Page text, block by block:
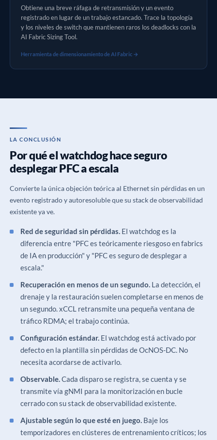
Obtiene una breve ráfaga de retransmisión y un evento
registrado en lugar de un trabajo estancado. Trace la topología
y los niveles de switch que mantienen raros los deadlocks con la
AI Fabric Sizing Tool.
Herramienta de dimensionamiento de AI Fabric
LA CONCLUSIÓN
Por qué el watchdog hace seguro
desplegar PFC a escala
Convierte la única objeción teórica al Ethernet sin pérdidas en un
evento registrado y autoresoluble que su stack de observabilidad
existente ya ve.
Red de seguridad sin pérdidas. El watchdog es la
diferencia entre "PFC es teóricamente riesgoso en fabrics
de IA en producción" y "PFC es seguro de desplegar a
escala."
Recuperación en menos de un segundo. La detección, el
drenaje y la restauración suelen completarse en menos de
un segundo. xCCL retransmite una pequeña ventana de
tráfico RDMA; el trabajo continúa.
Configuración estándar. El watchdog está activado por
defecto en la plantilla sin pérdidas de OcNOS-DC. No
necesita acordarse de activarlo.
Observable.Cada disparo se registra, se cuenta y se
transmite vía gNMI para la monitorización en bucle
cerrado con su stack de observabilidad existente.
Ajustable según lo que esté en juego. Baje los
temporizadores en clústeres de entrenamiento críticos; los